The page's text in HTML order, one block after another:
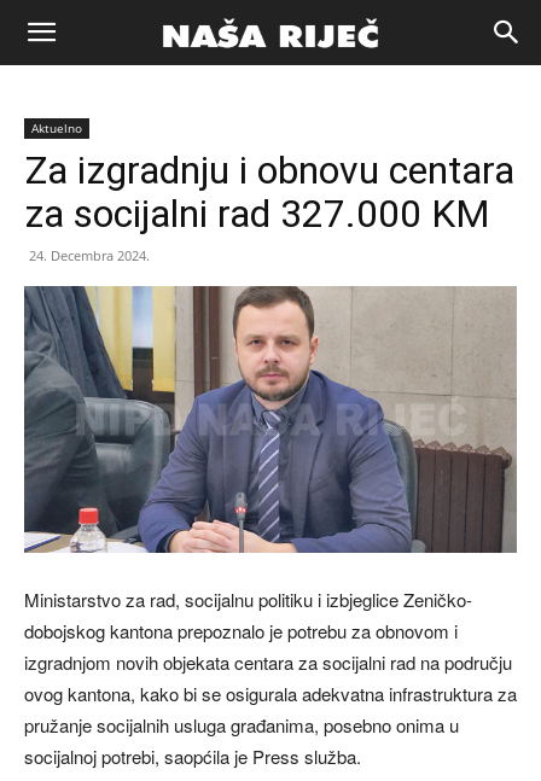
Naša
riječ
Aktuelno
Za izgradnju i obnovu centara
za socijalni rad 327.000 KM
24. Decembra 2024.
Ministarstvo za rad, socijalnu politiku i izbjeglice Zeničko-
dobojskog kantona prepoznalo je potrebu za obnovom i
izgradnjom novih objekata centara za socijalni rad na području
ovog kantona, kako bi se osigurala adekvatna infrastruktura za
pružanje socijalnih usluga građanima, posebno onima u
socijalnoj potrebi, saopćila je Press služba.